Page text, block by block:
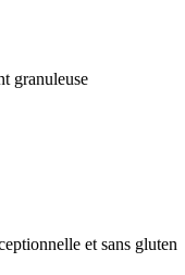
granuleuse
et sans gluten